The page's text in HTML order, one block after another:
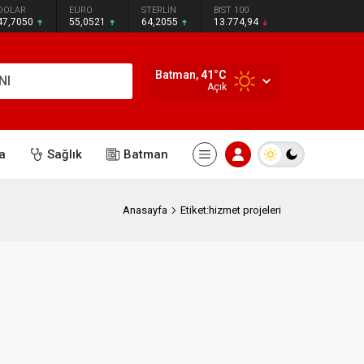
EURO
55,0521
STERLİN
64,2055
BIST 100
13.774,94
Batman,41°C
Açık
Sağlık Batman
Anasayfa Etiket:hizmet projeleri